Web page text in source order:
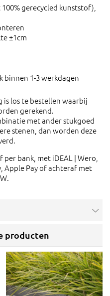
gerecycled kunststof),
±1cm
binnen 1-3 werkdagen
los te bestellen waarbij
gerekend.
met ander stukgoed
stenen, dan worden deze
per bank, met iDEAL | Wero,
Apple Pay of achteraf met
producten